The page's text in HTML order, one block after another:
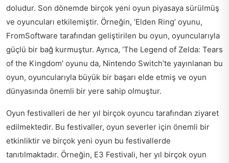
doludur. Son dönemde birçok yeni oyun piyasaya sürülmüş
ve oyuncuları etkilemiştir. Örneğin, ‘Elden Ring’ oyunu,
FromSoftware tarafından geliştirilen bu oyun, oyuncularıyla
güçlü bir bağ kurmuştur. Ayrıca, ‘The Legend of Zelda: Tears
of the Kingdom’ oyunu da, Nintendo Switch’te yayınlanan bu
oyun, oyuncularıyla büyük bir başarı elde etmiş ve oyun
dünyasında önemli bir yere sahip olmuştur.
Oyun festivalleri de her yıl birçok oyuncu tarafından ziyaret
edilmektedir. Bu festivaller, oyun severler için önemli bir
etkinliktir ve birçok yeni oyun bu festivallerde
tanıtılmaktadır. Örneğin, E3 Festivali, her yıl birçok oyun